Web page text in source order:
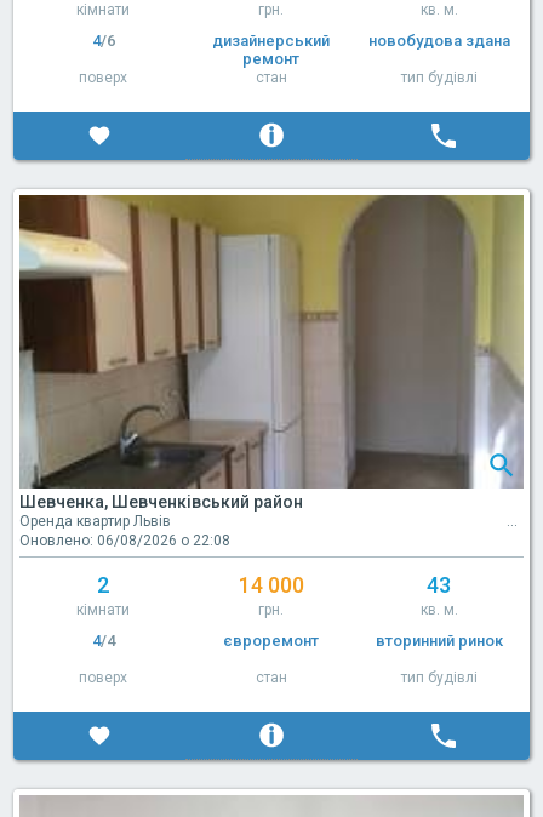
кімнати грн. кв. м.
4/6
поверх
дизайнерський
ремонт
стан
новобудова здана
тип будівлі
Шевченка, Шевченківський район
Оренда квартир Львів
Оновлено: 06/08/2026 о 22:08
2
кімнати
14 000
грн.
43
кв. м.
4/4
поверх
євроремонт
стан
вторинний ринок
тип будівлі